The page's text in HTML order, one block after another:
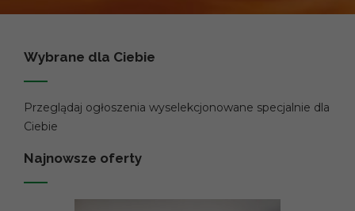
Wybrane dla Ciebie
Przeglądaj ogłoszenia wyselekcjonowane specjalnie dla
Ciebie
Najnowsze oferty